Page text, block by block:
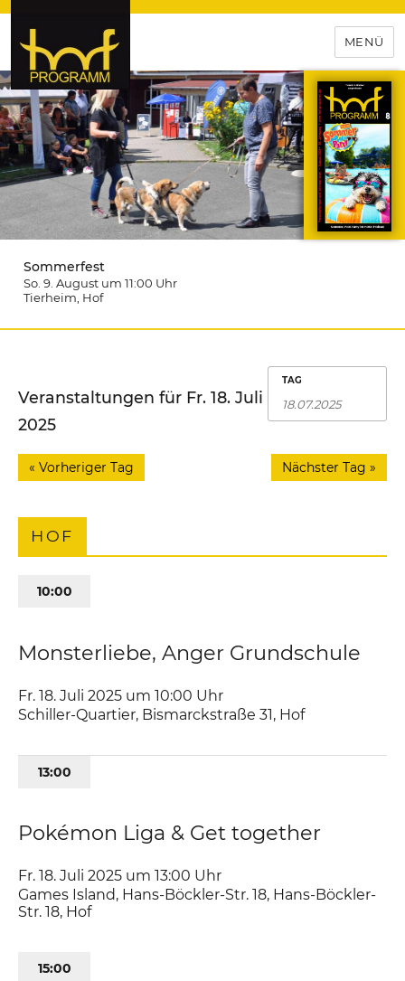
hof-programm – das
Veranstaltungsportal für
Hochfranken
MENÜ
Sommerfest
So. 9. August um 11:00 Uhr
Tierheim , Hof
TAG
Veranstaltungen für Fr. 18. Juli
2025
« Vorheriger Tag Nächster Tag »
HOF
10:00
Monsterliebe, Anger Grundschule
Fr. 18. Juli 2025 um 10:00 Uhr
Schiller-Quartier, Bismarckstraße 31 Hof
13:00
Pokémon Liga & Get together
Fr. 18. Juli 2025 um 13:00 Uhr
Games Island, Hans-Böckler-Str. 18, Hans-Böckler-
Str. 18 Hof
15:00